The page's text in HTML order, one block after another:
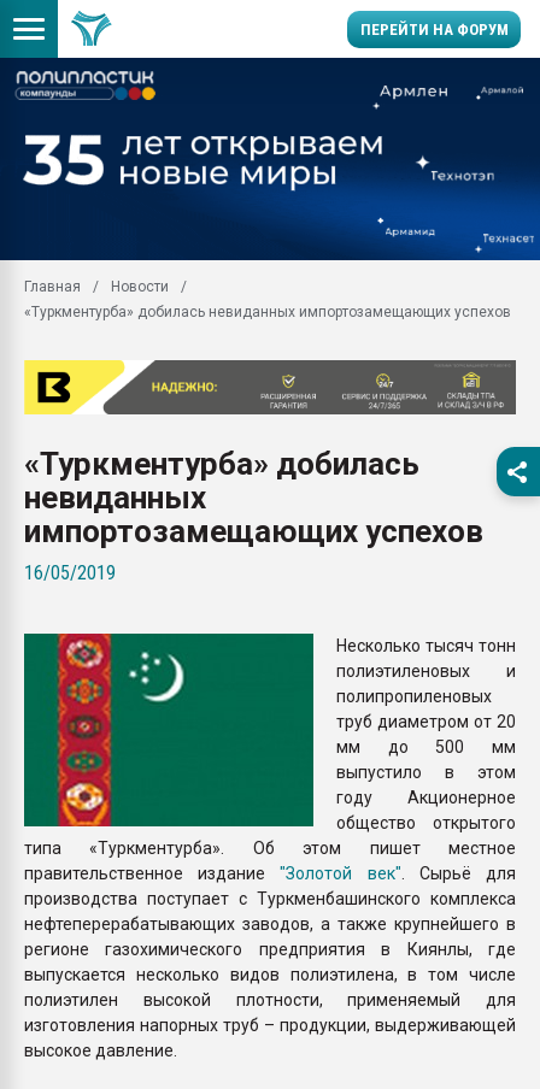
ПЕРЕЙТИ НА ФОРУМ
Вакуум-формовочные
28.07.2026
Всё, что касается
бутылок
Материал поверхности
вакуумного
поликарбоната и АБС-
Главная
Новости
«Туркментурба» добилась невиданных импортозамещающих успехов
«Туркментурба» добилась
невиданных
импортозамещающих успехов
16/05/2019
Несколько тысяч тонн
полиэтиленовых и
полипропиленовых
труб диаметром от 20
мм до 500 мм
выпустило в этом
году Акционерное
общество открытого
типа «Туркментурба». Об этом пишет местное
правительственное издание"Золотой век" . Сырьё для
производства поступает с Туркменбашинского комплекса
нефтеперерабатывающих заводов, а также крупнейшего в
регионе газохимического предприятия в Киянлы, где
выпускается несколько видов полиэтилена, в том числе
полиэтилен высокой плотности, применяемый для
изготовления напорных труб – продукции, выдерживающей
высокое давление.